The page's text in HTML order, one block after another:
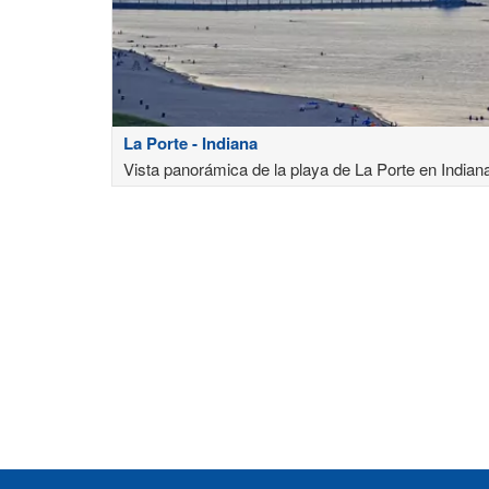
La Porte - Indiana
Vista panorámica de la playa de La Porte en